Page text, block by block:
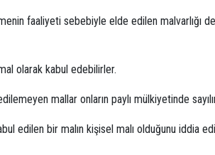
faaliyeti sebebiyle elde edilen malvarlığı
olarak kabul edebilirler.
mallar onların paylı mülkiyetinde
edilen bir malın kişisel malı olduğunu iddia